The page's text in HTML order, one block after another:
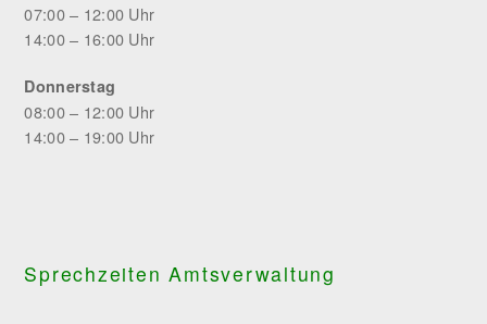
07:00 – 12:00 Uhr
14:00 – 16:00 Uhr
Donnerstag
08:00 – 12:00 Uhr
14:00 – 19:00 Uhr
Sprechzeiten Amtsverwaltung